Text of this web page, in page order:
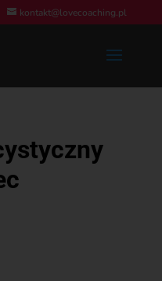
kontakt@lovecoaching.pl